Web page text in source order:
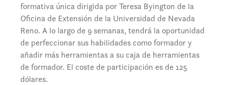
formativa única dirigida por Teresa Byington de la
Oficina de Extensión de la Universidad de Nevada
Reno. A lo largo de 9 semanas, tendrá la oportunidad
de perfeccionar sus habilidades como formador y
añadir más herramientas a su caja de herramientas
de formador. El coste de participación es de 125
dólares.